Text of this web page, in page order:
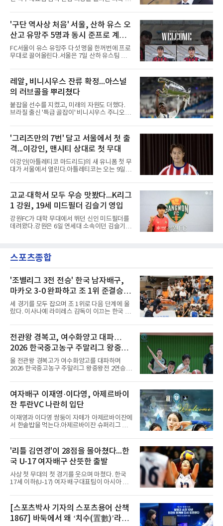
미국은 다르다고 조언했다.
비판이 홍 전 감독에게 집중됐지만 경찰의 시선
은 다른 곳을 향한다. 성적 부진과 별개로 선임
과정에 부당함이 있었는지가 수사의 본류다.7일
연합뉴스 취재를 종합하면 서울경찰청 광역수사
단 금융범죄수사대는 전날 축구협회 사무실 등
을 압수수색해 감독 선임 관련 자료를 다수 확보
했다. 특히 감독 후보를 검토해 이사회에 추천하
독을 1순위 후보로 정하고 검증한 과정, 이사회
의 최종 승인 경위를 살
'구단 역사상 처음' 서울, 산하 유스 오
산고 유망주 5명과 동시 준프로 계
약...ACL2 겨냥
FC서울이 유스 유망주 다섯 명을 한꺼번에 프로
무대로 끌어올린다.서울은 7일 산하 유스팀 서
다고 밝혔다. 한 번에 다섯 명과 계약한 것은 구
단 역사상 처음으로, 3학년 김강준·신지섭·이서
현·정현웅과 2학년 정하원이 대상이다.오산고의
성적이 배경이 됐다. 올 시즌 백운기 전국 고등학
교 축구대회와 코리아풋볼파크 U-18 챔피언스
컵, K리그 U-17 챔피언십을 잇달아 제패했다.시
기도 맞물렸다. 서울은 9월 시작하는 아시아축
무대 경험을 주려 했다.면면도 다양하다. 측면 공
격수 정현웅은 돌파력이
레알, 비니시우스 잔류 확정...아스널
의 러브콜을 뿌리쳤다
붙잡을 선수를 지켰고, 미래의 자원도 더했다.
브라질 출신 '특급 골잡이' 비니시우스 주니오르
이어간다.스페인 프로축구 프리메라리가 '거함'
레알 마드리드는 7일(한국시간) 비니시우스와
2032년 6월 30일까지 유효한 6년 연장 계약에
합의했다고 공식 발표했다. 비니시우스는 재계
약 확정 후 사회관계망서비스(SNS)에 베르나베
우에서의 8년은 너무 짧다며, 앞으로 6년, 그리
고 영원히 함께하겠다고 애정을 드러냈다.성사
관심을 받았는데, 18개월간 이어진 재계약 협상
이 한때 교착됐기 때문이다. 그러
'그리즈만의 7번' 달고 서울에서 첫 출
격...이강인, 맨시티 상대로 첫 무대
이강인(아틀레티코 마드리드)의 새 유니폼 첫 무
대가 서울에서 열린다.아틀레티코는 오는 9일
와 2026 쿠팡플레이 시리즈 친선 경기를 치른다.
구단 소집 명단에 이강인이 포함되면서 변수가
없는 한 그의 첫 출격은 서울이 된다.등번호부터
무게가 실렸다. 이강인은 첫 경기부터 7번을 단
다. 2010년대 팀의 전성기를 이끈 앙투안 그리즈
만이 달았던 번호다.합류 과정은 순탄치 않았다.
스페인으로 건너가려던 그는 병역 특례 행정 절
짧게 호흡을 맞춰 경기에 나선다.역할도 관심사
다. 유려한 탈압박과
고교·대학서 모두 우승 맛봤다...K리그
1 강원, 19세 미드필더 김슬기 영입
강원FC가 대학 무대에서 뛰던 신인 미드필더를
데려왔다.강원은 6일 연세대 소속이던 김슬기
리그와 추계전국고등대회 우승에 기여했고, 올
해 연세대 진학 후에는 춘계한산대첩기대학대회
표팀 훈련에도 소집됐다.김슬기는 입단하게 돼
기쁘고 영광이라며 프로 무대에서도 성장해 팀
에 꼭 필요한 선수가 되겠다고 각오를 밝혔다.
스포츠종합
'조별리그 3전 전승' 한국 남자배구,
마카오 3-0 완파하고 조 1위 준결승
진출
세 경기를 모두 잡으며 조 1위로 다음 단계에 올
랐다. 이사나예 라미레스 감독이 이끄는 한국 남
아남자선수권대회 조별리그를 3연승으로 마무
리했다.대표팀은 7일 몽골 울란바타르 AVA 아레
나에서 열린 대회 B조 조별리그 3차전에서 마카
오(119위)를 세트 점수 3-0(25-18 25-16 25-15)
으로 제압했다. 일본과 대만에 이어 마카오까지
꺾은 한국은 조별리그 전승으로 준결승 티켓을
손에 넣었다.공격은 고르게 터졌다. 김요한(삼성
육부대)이 9득점으로 힘을 보탰다.대표팀은 8일
오후 8시 30분 A조 2위와 결승
전관왕 경복고, 여수화양고 대파…
2026 한국중고농구 주말리그 왕중왕
전 결승토너먼트 확정
올 전관왕 경복고가 여수화양고를 대파하며
2026 한국중고농구 주말리그 왕중왕전 2연승을
7일 전남 해남 구교체육관에서 열린 대회 남고
부 H조 예선 2차전에서 박지오(26점)와 김호원
(22점)의 활약을 앞세워 여수화양고를 94-59로
완파했다. 이로써 경복고는 예선 2전 전승을 기
록하며 조 1위로 결승 토너먼트에 진출했다.경
복고는 1쿼터 초반부터 박지오의 높은 슛 성공
률을 앞세워 공격을 주도하며 24-15로 기선을
후반 들어 내·외곽에서 고른 득점포를 가동하며
점수 차를 크게 벌려 여유 있게 승
여자배구 이재영·이다영, 아제르바이
잔 투란VC 나란히 입단
이재영과 이다영 쌍둥이 자매가 아제르바이잔에
서 한솥밥을 먹는다.아제르바이잔 슈퍼리그 투
일 이다영과도 계약했다고 발표했다. 구단은 이
다영이 2026-2027시즌 투란 소속으로 활약할
예정이라고 전했다.두 선수가 국내를 떠난 것은
2021년이다. V리그 흥국생명 소속이던 당시 중
학교 시절 학교 폭력을 행사했다는 폭로가 나오
면서 한국 배구계를 등졌다.이재영의 해외 여정
은 순탄치 않았다. 2021년 말 그리스 PAOK 테
리그 빅토리아 히메지에 합류했다가 지난 5월
팀을 떠났다.이다영은 더 많은 무대를
'리틀 김연경'이 28점을 몰아쳤다...한
국 U-17 여자배구 산뜻한 출발
사상 첫 무대의 첫 경기를 웃으며 마쳤다. 한국
17세 이하(U-17) 여자 배구대표팀이 아시아 챔
전을 승리로 장식했다.이승여 감독이 이끄는 한
국은 7일(한국시간) 칠레 로스 안데스의 리세오
믹스토 체육관에서 열린 2026 국제배구연맹
(FIVB) U-17 여자 세계선수권대회 조별리그 D조
[스포츠박사 기자의 스포츠용어 산책
1867] 바둑에서 왜 ‘치수(置數)’라고